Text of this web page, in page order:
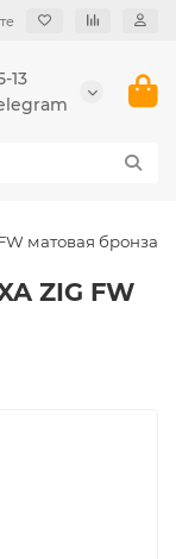
13
матовая бронза
ZIG FW